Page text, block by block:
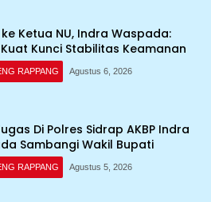
Ketua NU, Indra Waspada:
Kunci Stabilitas Keamanan
RAPPANG Agustus 6, 2026
Di Polres Sidrap AKBP Indra
Sambangi Wakil Bupati
RAPPANG Agustus 5, 2026